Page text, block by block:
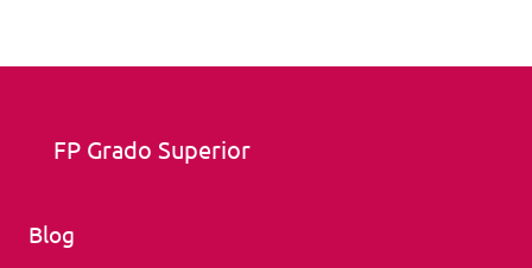
FP Grado Superior
Blog